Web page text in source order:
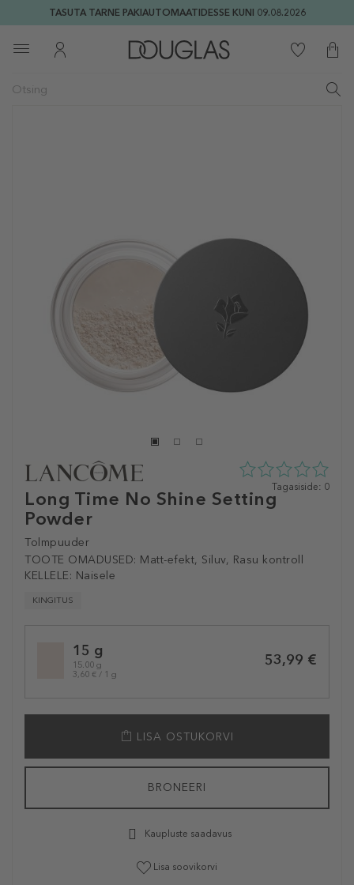
TASUTA TARNE PAKIAUTOMAATIDESSE KUNI 09.08.2026
Long Time No Shine Setting
Powder
Tolmpuuder
TOOTE OMADUSED: Matt-efekt, Siluv, Rasu kontroll
KELLELE: Naisele
KINGITUS
0
tähte
Tagasiside: 0
variation15 g
15.00 g
3,60 € / 1 g
53,99 €
LISA OSTUKORVI
BRONEERI
Kaupluste saadavus
Lisa soovikorvi